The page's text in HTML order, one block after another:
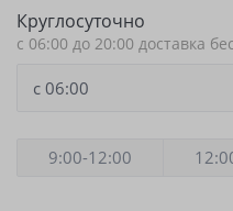
Круглосуточно
с 06:00 до 20:00 доставка
9:00-12:00